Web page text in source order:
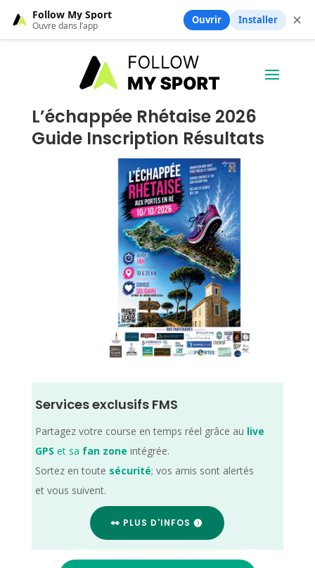
L’échappée Rhétaise 2026
Guide Inscription Résultats
Services exclusifs FMS
Partagez votre course en temps réel grâce au live
GPS et sa fan zone intégrée.
Sortez en toute sécurité; vos amis sont alertés
et vous suivent.
👀 PLUS D'INFOS
Follow My Sport
Ouvre dans l’app Ouvrir Installer ✕